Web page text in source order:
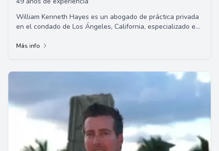
William Kenneth Hayes es un abogado de práctica privada
en el condado de Los Ángeles, California, especializado en
Más info